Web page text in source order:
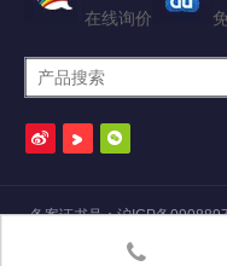
在线询价
备案证书号：沪ICP备